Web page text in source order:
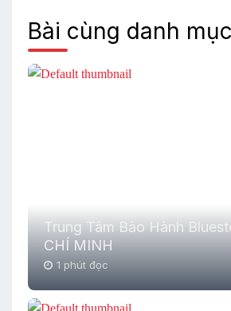
Bài cùng danh mục
Trung Tâm Bảo Hành
CHÍ MINH
1 phút đọc